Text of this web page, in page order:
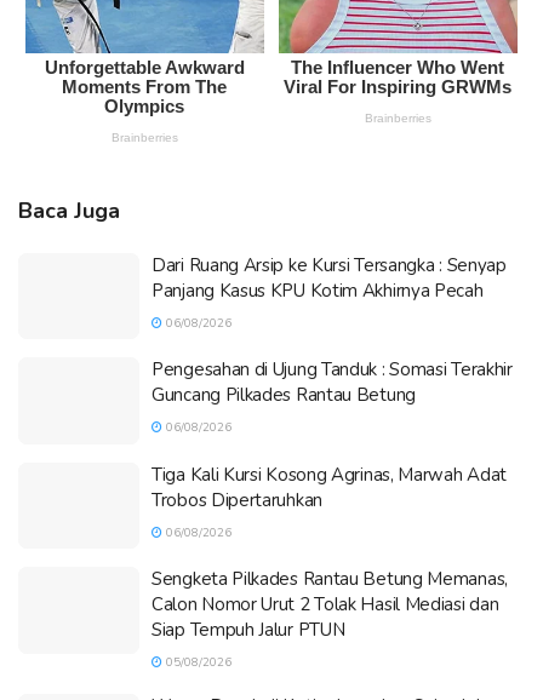
Baca Juga
Dari Ruang Arsip ke Kursi Tersangka : Senyap
Panjang Kasus KPU Kotim Akhirnya Pecah
06/08/2026
Pengesahan di Ujung Tanduk : Somasi Terakhir
Guncang Pilkades Rantau Betung
06/08/2026
Tiga Kali Kursi Kosong Agrinas, Marwah Adat
Trobos Dipertaruhkan
06/08/2026
Sengketa Pilkades Rantau Betung Memanas,
Calon Nomor Urut 2 Tolak Hasil Mediasi dan
Siap Tempuh Jalur PTUN
05/08/2026